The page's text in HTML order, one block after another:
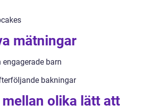
mätningar
barn
bakningar
olika lätt att